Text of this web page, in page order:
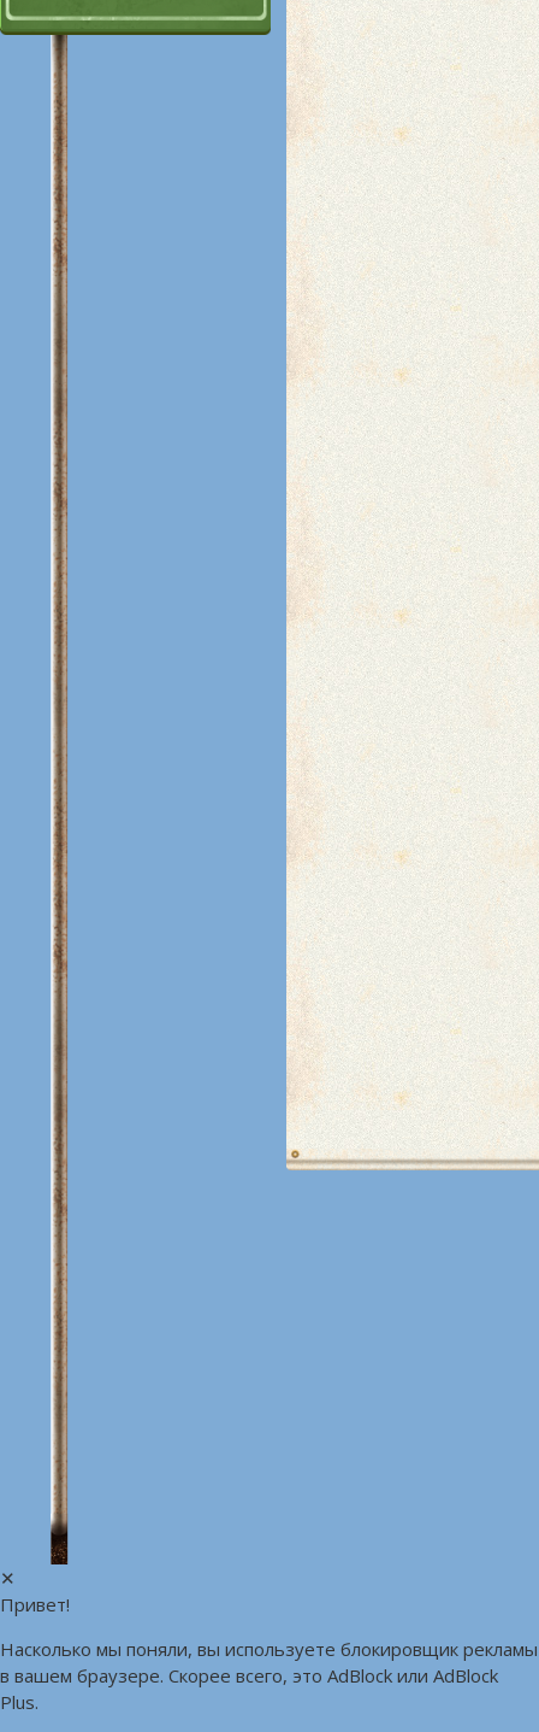
✕
Привет!
Насколько мы поняли, вы используете блокировщик рекламы
в вашем браузере. Скорее всего, это AdBlock или AdBlock
Plus.